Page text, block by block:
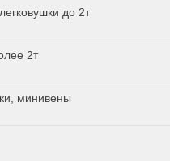
до 2т
2т
минивены